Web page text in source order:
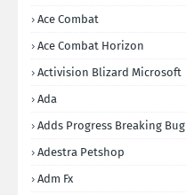
Ace Combat
Ace Combat Horizon
Activision Blizard Microsoft
Ada
Adds Progress Breaking Bug
Adestra Petshop
Adm Fx